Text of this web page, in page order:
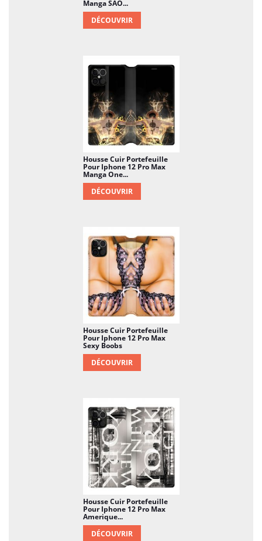
Manga SAO...
DÉCOUVRIR
Housse Cuir Portefeuille
Pour Iphone 12 Pro Max
Manga One...
DÉCOUVRIR
Housse Cuir Portefeuille
Pour Iphone 12 Pro Max
Sexy Boobs
DÉCOUVRIR
Housse Cuir Portefeuille
Pour Iphone 12 Pro Max
Amerique...
DÉCOUVRIR